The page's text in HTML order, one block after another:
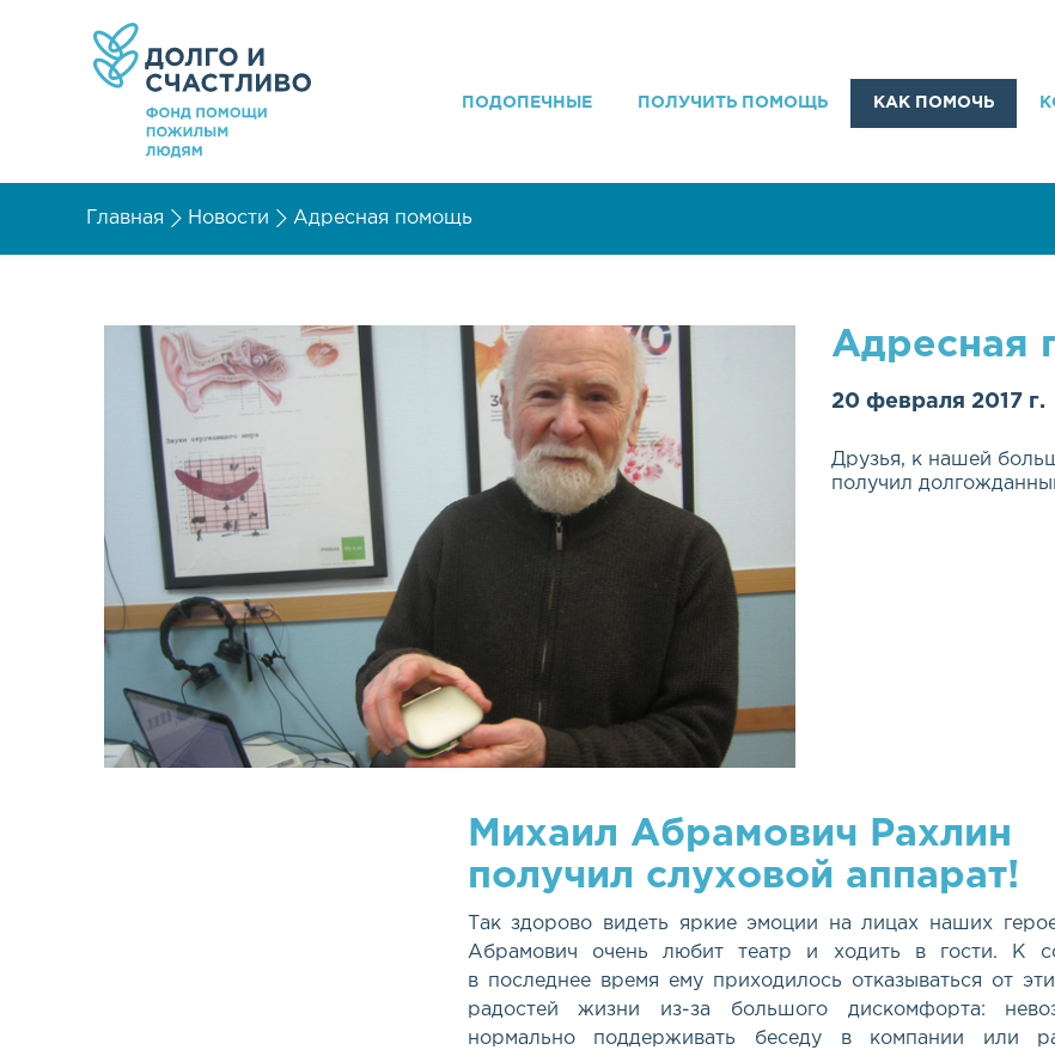
ПОДОПЕЧНЫЕ ПОЛУЧИТЬ ПОМОЩЬ КАК ПОМОЧЬ
Главная Новости Адресная помощь
Адресная
20 февраля 2017 г.
Друзья, к нашей
получил
Михаил Абрамович Рахлин
получил слуховой аппарат!
Так здорово видеть яркие эмоции на лицах наших
Абрамович очень любит театр и ходить в гости. К
в последнее время ему приходилось отказываться от
радостей жизни из-за большого дискомфорта:
нормально поддерживать беседу в компании или